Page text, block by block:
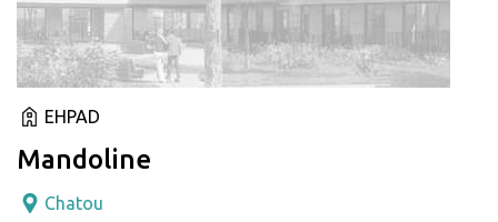
EHPAD
Mandoline
Chatou